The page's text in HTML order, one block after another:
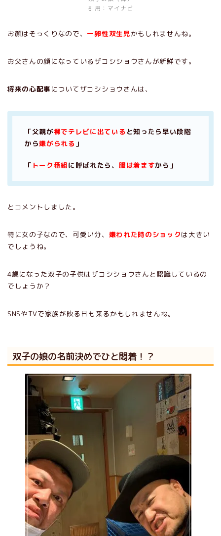
引用： マイナビ
お顔はそっくりなので、一卵性双生児かもしれませんね。
お父さんの顔になっているザコシショウさんが新鮮です。
将来の心配事 についてザコシショウさんは、
「父親が裸でテレビに出ている と知ったら早い段階
から嫌がられる 」
「 トーク番組に呼ばれたら、 服は着ますから」
とコメントしました。
特に女の子なので、可愛い分、 嫌われた時のショックは大きい
でしょうね。
4歳になった双子の子供はザコシショウさんと認識しているの
でしょうか？
SNSやTVで家族が映る日も来るかもしれませんね。
双子の娘の名前決めでひと悶着！？